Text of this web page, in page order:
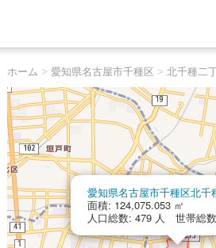
ホーム > 愛知県名古屋市千種区 > 北千種二
愛知県名古屋市千種区北千
面積: 124,075.053 ㎡
人口総数: 479 人 世帯総